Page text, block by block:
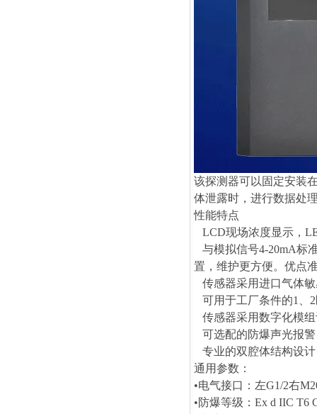
该探测器可以固定安装
体泄露时，进行数据处
性能特点
LCD现场浓度显示，
与模拟信号4-20mA标
置，维护更方便。优点
传感器采用进口气体
可用于工厂条件的1、
传感器采用数字化模
可选配的防爆声光报
专业的双腔体结构设
通用参数：
•电气接口：左G1/2右
•防爆等级：Ex d IIC T6